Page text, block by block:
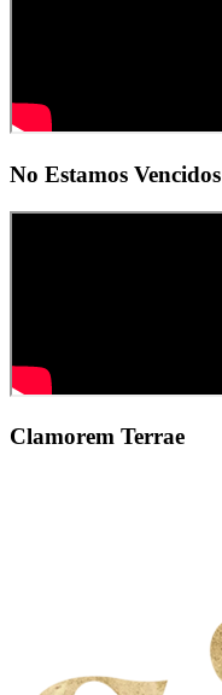
No Estamos Vencidos
Clamorem Terrae